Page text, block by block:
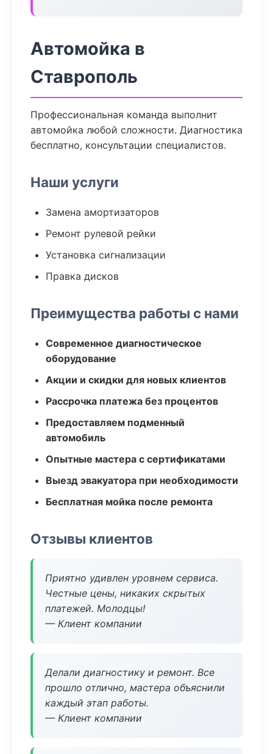
Автомойка в
Ставрополь
Профессиональная команда выполнит
автомойка любой сложности. Диагностика
бесплатно, консультации специалистов.
Наши услуги
Замена амортизаторов
Ремонт рулевой рейки
Установка сигнализации
Правка дисков
Преимущества работы с нами
Современное диагностическое
оборудование
Акции и скидки для новых клиентов
Рассрочка платежа без процентов
Предоставляем подменный
автомобиль
Опытные мастера с сертификатами
Выезд эвакуатора при необходимости
Бесплатная мойка после ремонта
Отзывы клиентов
Приятно удивлен уровнем сервиса.
Честные цены, никаких скрытых
платежей. Молодцы!
— Клиент компании
Делали диагностику и ремонт. Все
прошло отлично, мастера объяснили
каждый этап работы.
— Клиент компании